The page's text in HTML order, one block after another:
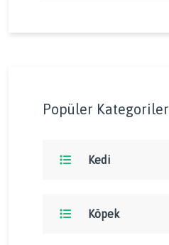
Popüler Kategoriler
Kedi
Köpek